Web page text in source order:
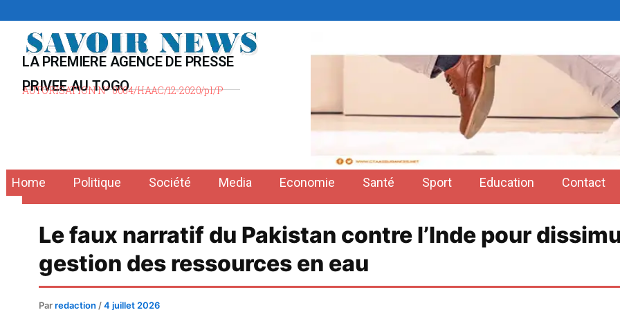
contenu
LA PREMIERE AGENCE DE PRESSE
PRIVEE AU TOGO
AUTORISATION N° 0004/HAAC/12-2020/pl/P
Home Politique Société Media Economie Santé Sport Education Contact
Le faux narratif du Pakistan contre l’Inde pour
gestion des ressources en eau
Parredaction /4 juillet 2026